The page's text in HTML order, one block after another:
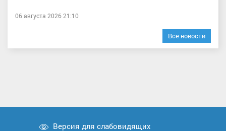
06 августа 2026 21:10
Все новости
Версия для слабовидящих